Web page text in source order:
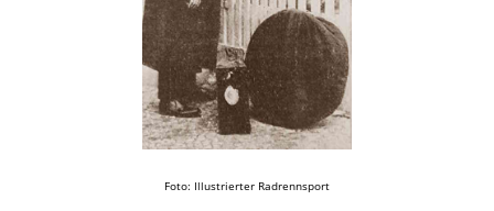
Foto: Illustrierter Radrennsport